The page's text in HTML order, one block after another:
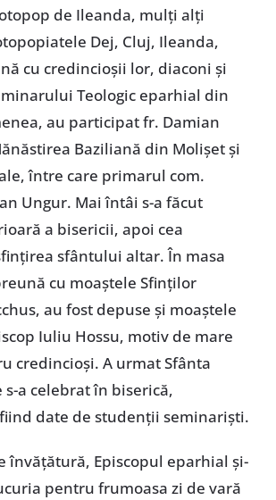
de Ileanda, mulți alți
Dej, Cluj, Ileanda,
cu credincioșii lor, diaconi și
Teologic eparhial din
au participat fr. Damian
Baziliană din Molișet și
între care primarul com.
Ungur. Mai întâi s-a făcut
a bisericii, apoi cea
sfântului altar. În masa
cu moaștele Sfinților
au fost depuse și moaștele
Iuliu Hossu, motiv de mare
credincioși. A urmat Sfânta
s-a celebrat în biserică,
date de studenții seminariști.
învățătură, Episcopul eparhial și-
pentru frumoasa zi de vară